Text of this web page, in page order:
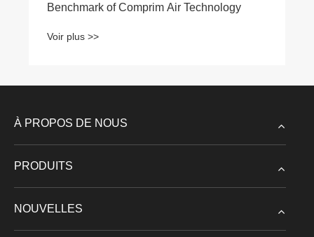
Benchmark of Comprim Air Technology
Voir plus >>
À PROPOS DE NOUS
PRODUITS
NOUVELLES